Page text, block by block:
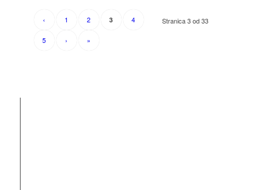
Stranica 3 od 33
‹ 1 2 3 4
5 › »